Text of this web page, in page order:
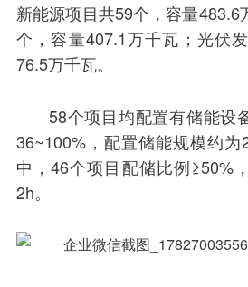
新能源项目共59个，容量483.6
个，容量407.1万千瓦；光伏
76.5万千瓦。
58个项目均配置有储能设
36~100%，配置储能规模约为
中，46个项目配储比例≥50%
2h。